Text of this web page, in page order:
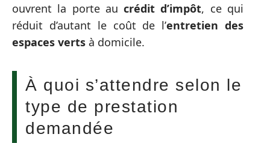
ouvrent la porte aucrédit d’impôt, ce qui
réduit d’autant le coût de l’entretien des
espaces verts à domicile.
À quoi s’attendre selon le
type de prestation
demandée